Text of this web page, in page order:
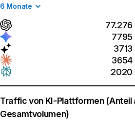
6 Monate
77.276
7795
3713
3654
2020
Traffic von KI-Plattformen (Anteil
Gesamtvolumen)